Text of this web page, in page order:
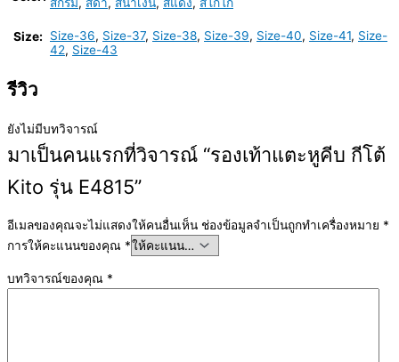
Size: Size-36, Size-37, Size-38, Size-39, Size-40, Size-41, Size-
42, Size-43
รีวิว
ยังไม่มีบทวิจารณ์
มาเป็นคนแรกที่วิจารณ์ “รองเท้าแตะหูคีบ กีโต้
Kito รุ่น E4815”
อีเมลของคุณจะไม่แสดงให้คนอื่นเห็น ช่องข้อมูลจำเป็นถูกทำเครื่องหมาย *
การให้คะแนนของคุณ *
บทวิจารณ์ของคุณ *